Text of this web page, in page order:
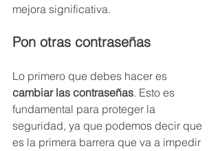
mejora significativa.
Pon otras contraseñas
Lo primero que debes hacer es
cambiar las contraseñas. Esto es
fundamental para proteger la
seguridad, ya que podemos decir que
es la primera barrera que va a impedir